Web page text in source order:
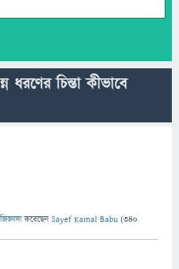
ধরণের চিন্তা কীভাবে
জিজ্ঞাসাকরেছেনSayef Kamal Babu (340